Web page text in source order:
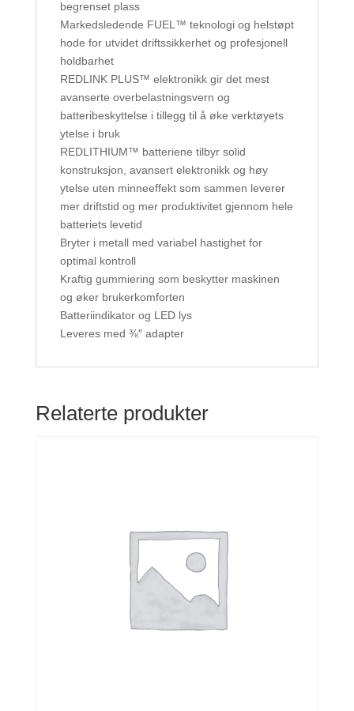
begrenset plass
Markedsledende FUEL™ teknologi og helstøpt
hode for utvidet driftssikkerhet og profesjonell
holdbarhet
REDLINK PLUS™ elektronikk gir det mest
avanserte overbelastningsvern og
batteribeskyttelse i tillegg til å øke verktøyets
ytelse i bruk
REDLITHIUM™ batteriene tilbyr solid
konstruksjon, avansert elektronikk og høy
ytelse uten minneeffekt som sammen leverer
mer driftstid og mer produktivitet gjennom hele
batteriets levetid
Bryter i metall med variabel hastighet for
optimal kontroll
Kraftig gummiering som beskytter maskinen
og øker brukerkomforten
Batteriindikator og LED lys
Leveres med ⅜″ adapter
Relaterte produkter